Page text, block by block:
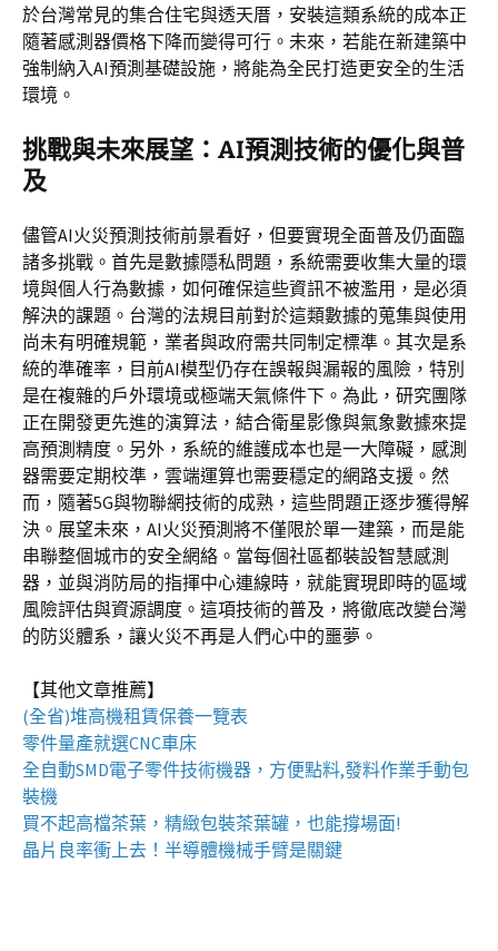
於台灣常見的集合住宅與透天厝，安裝這類系統的成本正
隨著感測器價格下降而變得可行。未來，若能在新建築中
強制納入AI預測基礎設施，將能為全民打造更安全的生活
環境。
挑戰與未來展望：AI預測技術的優化與普
及
儘管AI火災預測技術前景看好，但要實現全面普及仍面臨
諸多挑戰。首先是數據隱私問題，系統需要收集大量的環
境與個人行為數據，如何確保這些資訊不被濫用，是必須
解決的課題。台灣的法規目前對於這類數據的蒐集與使用
尚未有明確規範，業者與政府需共同制定標準。其次是系
統的準確率，目前AI模型仍存在誤報與漏報的風險，特別
是在複雜的戶外環境或極端天氣條件下。為此，研究團隊
正在開發更先進的演算法，結合衛星影像與氣象數據來提
高預測精度。另外，系統的維護成本也是一大障礙，感測
器需要定期校準，雲端運算也需要穩定的網路支援。然
而，隨著5G與物聯網技術的成熟，這些問題正逐步獲得解
決。展望未來，AI火災預測將不僅限於單一建築，而是能
串聯整個城市的安全網絡。當每個社區都裝設智慧感測
器，並與消防局的指揮中心連線時，就能實現即時的區域
風險評估與資源調度。這項技術的普及，將徹底改變台灣
的防災體系，讓火災不再是人們心中的噩夢。
【其他文章推薦】
(全省)堆高機租賃保養一覽表
零件量產就選CNC車床
全自動SMD電子零件技術機器 ，方便點料,發料作業手動包
裝機
買不起高檔茶葉，精緻包裝茶葉罐 ，也能撐場面!
晶片良率衝上去！ 半導體機械手臂是關鍵